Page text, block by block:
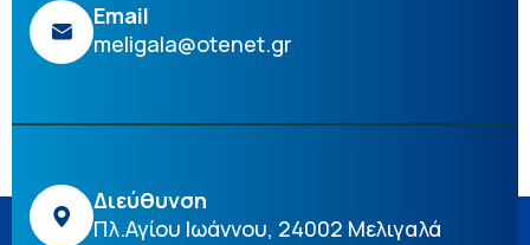
Email
meligala@otenet.gr
Διεύθυνση
Πλ.Αγίου Ιωάννου, 24002 Μελιγαλά